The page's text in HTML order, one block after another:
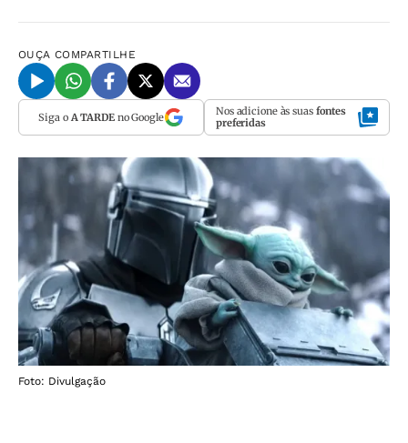
OUÇA COMPARTILHE
Siga o A TARDEno Google Nos adicione às suas fontes
preferidas
Foto: Divulgação